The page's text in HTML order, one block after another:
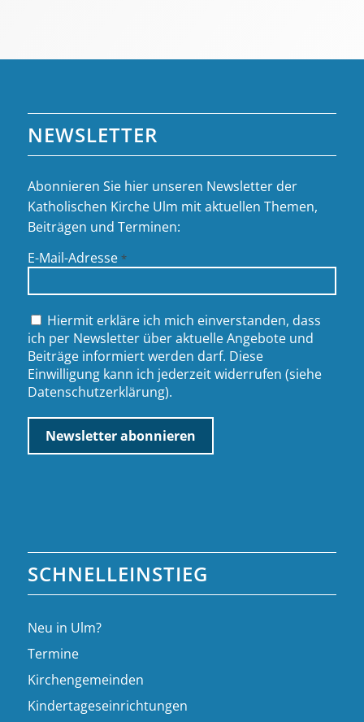
NEWSLETTER
Abonnieren Sie hier unseren Newsletter der
Katholischen Kirche Ulm mit aktuellen Themen,
Beiträgen und Terminen:
E-Mail-Adresse *
Hiermit erkläre ich mich einverstanden, dass
ich per Newsletter über aktuelle Angebote und
Beiträge informiert werden darf. Diese
Einwilligung kann ich jederzeit widerrufen (siehe
Datenschutzerklärung).
SCHNELLEINSTIEG
Neu in Ulm?
Termine
Kirchengemeinden
Kindertageseinrichtungen